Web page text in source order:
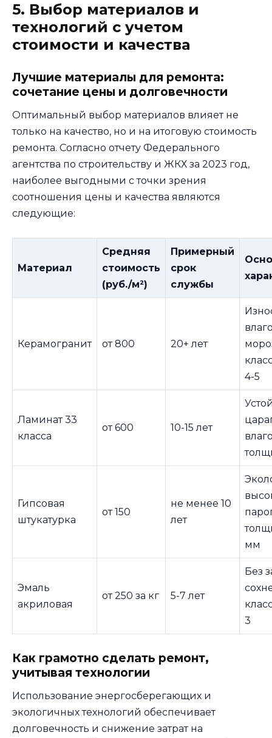
5. Выбор материалов и
технологий с учетом
стоимости и качества
Лучшие материалы для ремонта:
сочетание цены и долговечности
Оптимальный выбор материалов влияет не
только на качество, но и на итоговую стоимость
ремонта. Согласно отчету Федерального
агентства по строительству и ЖКХ за 2023 год,
наиболее выгодными с точки зрения
соотношения цены и качества являются
следующие:
Материал
Средняя
стоимость
(руб./м²)
Примерный
срок
службы
Керамогранит от 800 20+ лет
4-5
Ламинат 33
класса
от 600 10-15 лет
Гипсовая
штукатурка
от 150
не менее 10
лет
мм
Эмаль
акриловая
от 250 за кг 5-7 лет
Без
3
Как грамотно сделать ремонт,
учитывая технологии
Использование энергосберегающих и
экологичных технологий обеспечивает
долговечность и снижение затрат на